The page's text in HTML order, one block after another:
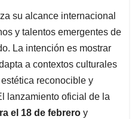
su alcance internacional
y talentos emergentes de
La intención es mostrar
a contextos culturales
reconocible y
lanzamiento oficial de la
el 18 de febrero y